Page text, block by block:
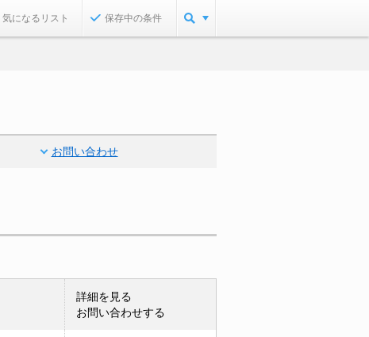
気になるリスト 保存中の条件
お問い合わせ
詳細を見る
お問い合わせする